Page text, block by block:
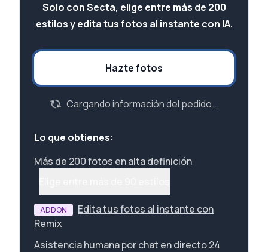
Solo con Secta, elige entre más de 200
estilos y edita tus fotos al instante con IA.
Hazte fotos
Cargando información del pedido...
Lo que obtienes:
Más de 200 fotos en alta definición
ADDON
Edita tus fotos al instante con
Remix
Asistencia humana por chat en directo 24